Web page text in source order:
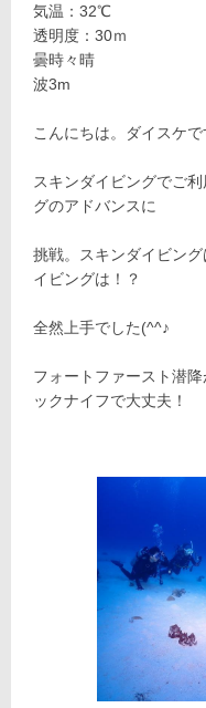
気温：32℃
透明度：30ｍ
曇時々晴
波3m
こんにちは。ダイスケで
スキンダイビングでご
グのアドバンスに
挑戦。スキンダイビン
イビングは！？
全然上手でした(^^♪
フォートファースト潜
ックナイフで大丈夫！